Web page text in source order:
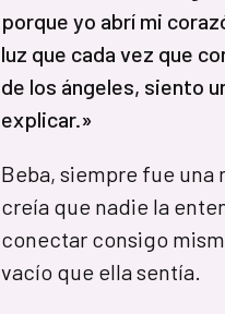
porque yo abrí mi
luz que cada vez que
de los ángeles, siento
explicar.»
Beba, siempre fue
creía que nadie la
conectar consigo
vacío que ella sentía.